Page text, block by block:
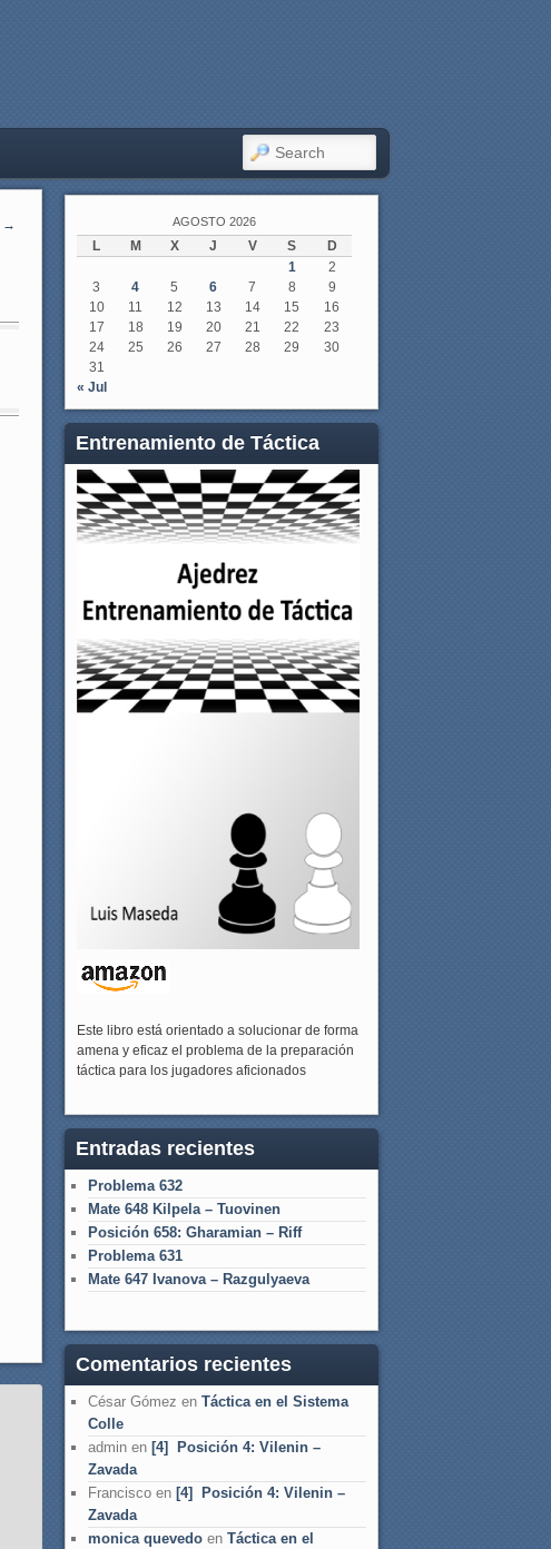
SEARCH
→ AGOSTO 2026
L M X J V S
D
1
2
3
4 5 6 7 8
9
10
11 12 13 14 15
16
17
18 19 20 21 22
23
24
25 26 27 28 29
30
31
« Jul
Entrenamiento de Táctica
Este libro está orientado a solucionar de forma
amena y eficaz el problema de la preparación
táctica para los jugadores aficionados
Entradas recientes
Problema 632
Mate 648 Kilpela – Tuovinen
Posición 658: Gharamian – Riff
Problema 631
Mate 647 Ivanova – Razgulyaeva
Comentarios recientes
César Gómez en Táctica en el Sistema
Colle
admin en [4] Posición 4: Vilenin –
Zavada
Francisco en [4] Posición 4: Vilenin –
Zavada
monica quevedo en Táctica en el